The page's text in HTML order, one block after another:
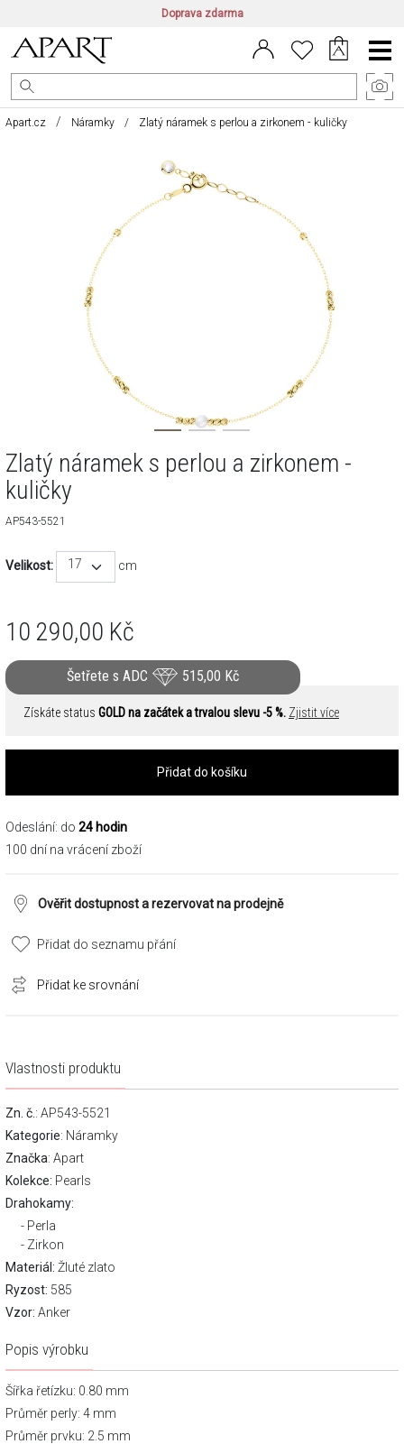
Doprava zdarma
CZ/CZK | EN/EUR PL/PLN
Main
Menu
Apart.cz Náramky Zlatý náramek s perlou a zirkonem - kuličky
Zlatý náramek s perlou a zirkonem -
kuličky
AP543-5521
Velikost: 17 cm
10 290,00 Kč
Šetřete s ADC 515,00 Kč
Získáte status GOLD na začátek a trvalou slevu -5 %. Zjistit více
Přidat do košíku
Odeslání: do 24 hodin
100 dní na vrácení zboží
Ověřit dostupnost a rezervovat na prodejně
Přidat do seznamu přání
Přidat ke srovnání
Vlastnosti produktu
Zn. č. : AP543-5521
Kategorie: Náramky
Značka: Apart
Kolekce: Pearls
Drahokamy:
Perla
Zirkon
Materiál: Žluté zlato
Ryzost: 585
Vzor: Anker
Popis výrobku
Šířka řetízku: 0.80 mm
Průměr perly: 4 mm
Průměr prvku: 2.5 mm